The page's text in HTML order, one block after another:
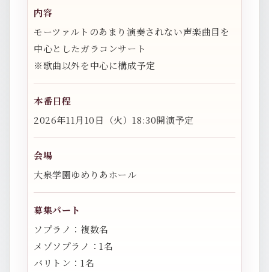
内容
モーツァルトのあまり演奏されない声楽曲目を
中心としたガラコンサート
※歌曲以外を中心に構成予定
本番日程
2026年11月10日（火）18:30開演予定
会場
大泉学園ゆめりあホール
募集パート
ソプラノ：複数名
メゾソプラノ：1名
バリトン：1名